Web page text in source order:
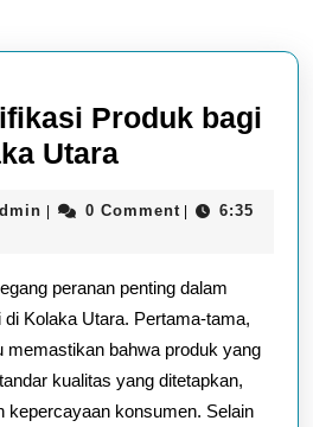
Produk bagi
UtaraManfaat
Produk
Industri
Kolaka
Utara
admin
| 0 Comment |
6:35
peranan penting dalam
Kolaka Utara. Pertama-tama,
memastikan bahwa produk yang
kualitas yang ditetapkan,
kepercayaan konsumen. Selain